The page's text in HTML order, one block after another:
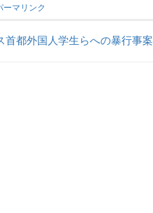
ーマリンク
首都外国人学生らへの暴行事案